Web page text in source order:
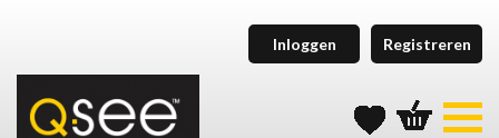
Inloggen Registreren